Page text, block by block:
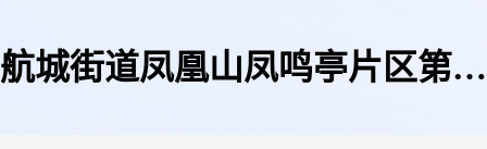
航城街道凤凰山凤鸣亭片区第六